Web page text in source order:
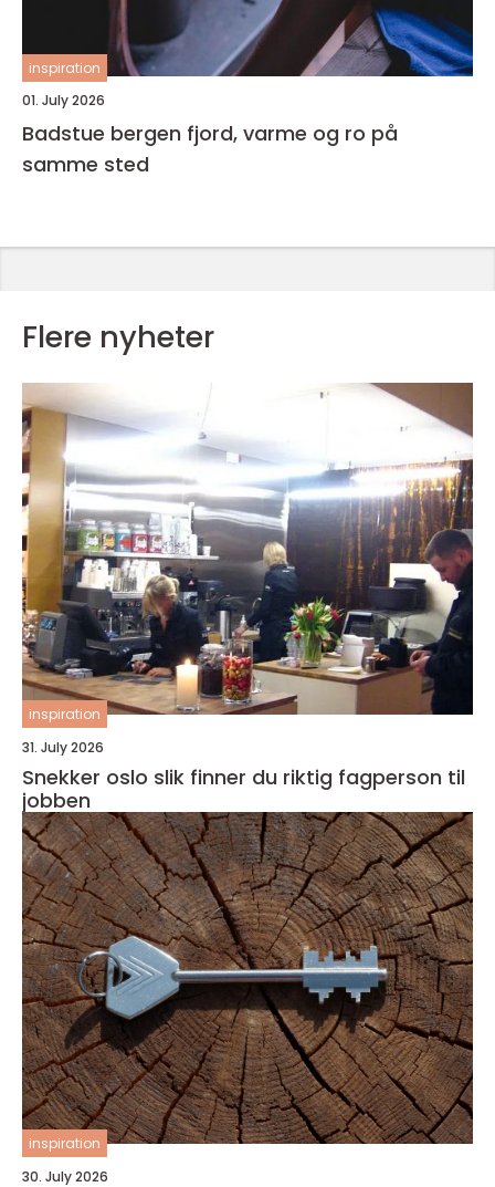
inspiration
01. July 2026
Badstue bergen fjord, varme og ro på
samme sted
Flere nyheter
inspiration
31. July 2026
Snekker oslo slik finner du riktig fagperson til
jobben
inspiration
30. July 2026